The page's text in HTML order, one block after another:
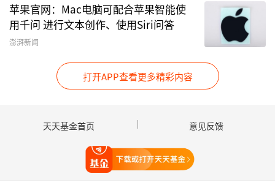
化和新能源化的必然趋势将为船舶更替需求提供强
有力支撑。
机器人与家电方面，国产厂商优势明显，产品
品类加速迭代，市场份额提升趋势明确。
AIDC需求不及预期：若AI技术发展放缓或商业化
落地不及预期，将导致AIDC建设进度与用电需求
苹果官网：Mac电脑可配合苹果智能使
用千问 进行文本创作、使用Siri问答
澎湃新闻
打开APP查看更多精彩内容
天天基金首页 意见反馈
打开天天基金